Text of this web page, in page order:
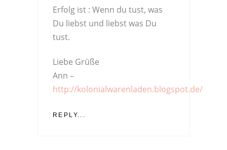
Erfolg ist : Wenn du tust, was
Du liebst und liebst was Du
tust.
Liebe Grüße
Ann –
http://kolonialwarenladen.blogspot.de/
REPLY...